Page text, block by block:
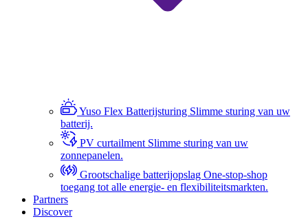
Yuso Flex Batterijsturing Slimme sturing van uw
batterij.
PV curtailment Slimme sturing van uw
zonnepanelen.
Grootschalige batterijopslag One-stop-shop
toegang tot alle energie- en flexibiliteitsmarkten.
Partners
Discover